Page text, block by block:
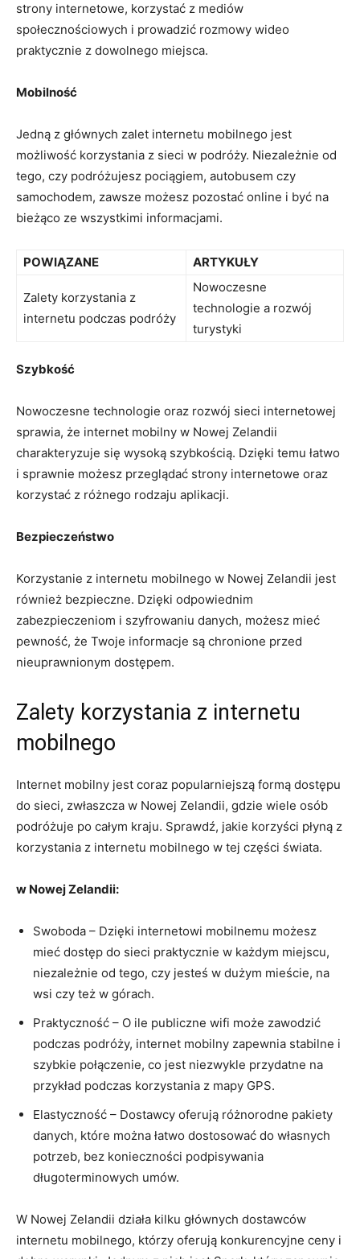
strony internetowe, korzystać z ‌mediów
społecznościowych i prowadzić rozmowy wideo
praktycznie z ‍dowolnego miejsca.
Mobilność
Jedną z głównych zalet internetu mobilnego ​jest
możliwość ⁤korzystania z sieci​ w podróży. Niezależnie od
tego, czy podróżujesz pociągiem, autobusem czy
samochodem, zawsze możesz⁢ pozostać online i⁢ być‌ na
bieżąco ze wszystkimi informacjami.
POWIĄZANE ARTYKUŁY
Zalety korzystania z
internetu podczas podróży
Nowoczesne⁣
technologie a rozwój
turystyki
Szybkość
Nowoczesne technologie oraz rozwój sieci internetowej
sprawia,‍ że internet mobilny w Nowej Zelandii
‍charakteryzuje się wysoką szybkością. Dzięki temu łatwo
i sprawnie możesz⁣ przeglądać strony internetowe oraz
korzystać z różnego rodzaju aplikacji.
Bezpieczeństwo
Korzystanie z internetu mobilnego ⁣w Nowej Zelandii jest
również bezpieczne. Dzięki odpowiednim
zabezpieczeniom i szyfrowaniu danych, możesz⁣ mieć
pewność, że ⁣Twoje informacje są chronione przed
⁤nieuprawnionym dostępem.
Zalety⁢ korzystania z internetu
⁢mobilnego
Internet mobilny jest coraz popularniejszą formą dostępu
do sieci, zwłaszcza w Nowej Zelandii, gdzie wiele osób
podróżuje po ⁤całym kraju. Sprawdź, ⁤jakie‌ korzyści płyną z
korzystania z internetu mobilnego w tej ⁣części świata.
w Nowej⁣ Zelandii:
Swoboda – ⁣Dzięki ⁣internetowi mobilnemu możesz
mieć‌ dostęp do sieci praktycznie w każdym miejscu,
niezależnie od tego, czy jesteś w⁤ dużym mieście, na
wsi czy też w⁢ górach.
Praktyczność – O ile publiczne wifi ⁢może zawodzić ​
podczas podróży,‌ internet mobilny⁤ zapewnia​ stabilne i
szybkie połączenie, co jest niezwykle przydatne na⁣
przykład ‍podczas ⁤korzystania ⁤z mapy GPS.
Elastyczność – Dostawcy⁢ oferują różnorodne pakiety
danych, które można łatwo dostosować do własnych
potrzeb, bez konieczności podpisywania
długoterminowych umów.
W​ Nowej Zelandii działa kilku głównych ⁢dostawców
internetu ⁢mobilnego, którzy oferują konkurencyjne ceny i